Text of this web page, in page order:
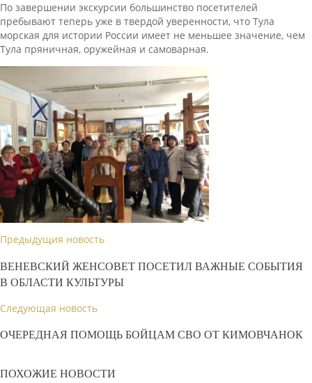
По завершении экскурсии большинство посетителей
пребывают теперь уже в твердой уверенности, что Тула
морская для истории России имеет не меньшее значение, чем
Тула пряничная, оружейная и самоварная.
Предыдущия новость
ВЕНЕВСКИЙ ЖЕНСОВЕТ ПОСЕТИЛ ВАЖНЫЕ СОБЫТИЯ
В ОБЛАСТИ КУЛЬТУРЫ
Следующая новость
ОЧЕРЕДНАЯ ПОМОЩЬ БОЙЦАМ СВО ОТ КИМОВЧАНОК
ПОХОЖИЕ НОВОСТИ